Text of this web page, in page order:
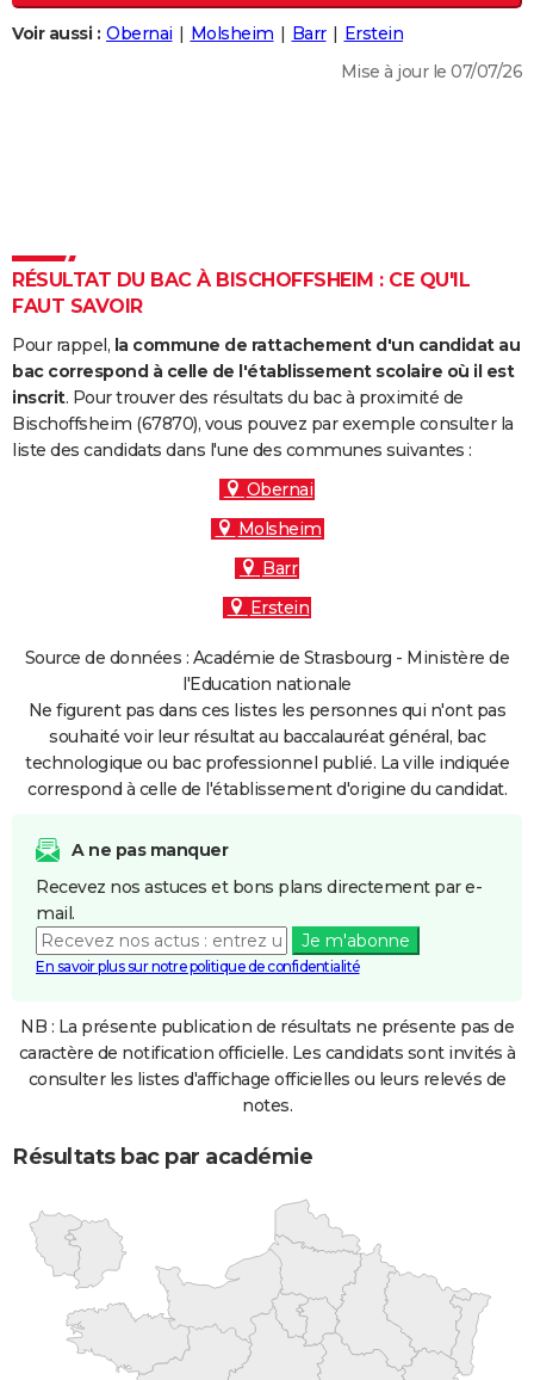
Destinations
City break
Voyage nature
Voyage de noces
Forum
Climat
+
PHOTO
Dictionnaire
Biographies
Citations
Expressions
Proverbes
PROGRAMME TV
COPAINS D'AVANT
Se connecter
Collèges
Universités
Service militaire
Avis de recherche
AVIS DE DÉCÈS
FORUM
Bricolage
Lifestyle
Culture
Sport
Auto
Television
Voyage
Cinema
Voir aussi : Obernai Molsheim Barr
Erstein
Mise à jour le 07/07/26
RÉSULTAT DU BAC À BISCHOFFSHEIM : CE QU'IL
FAUT SAVOIR
Pour rappel, la commune de rattachement d'un candidat au
bac correspond à celle de l'établissement scolaire où il est
inscrit. Pour trouver des résultats du bac à proximité de
Bischoffsheim (67870), vous pouvez par exemple consulter la
liste des candidats dans l'une des communes suivantes :
Obernai
Molsheim
Barr
Erstein
Source de données : Académie de Strasbourg - Ministère de
l'Education nationale
Ne figurent pas dans ces listes les personnes qui n'ont pas
souhaité voir leur résultat au baccalauréat général, bac
technologique ou bac professionnel publié. La ville indiquée
correspond à celle de l'établissement d'origine du candidat.
A ne pas manquer
Recevez nos astuces et bons plans directement par e-
mail.
Je m'abonne
En savoir plus sur notre politique de confidentialité
NB : La présente publication de résultats ne présente pas de
caractère de notification officielle. Les candidats sont invités à
consulter les listes d'affichage officielles ou leurs relevés de
notes.
Résultats bac par académie